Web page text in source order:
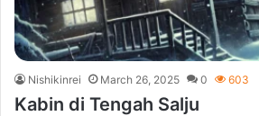
Nishikinrei March 26, 2025 0 603
Kabin di Tengah Salju